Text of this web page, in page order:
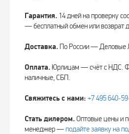
Гарантия. 14 дней на проверку
— бесплатный обмен или возврат
Доставка.По России — Деловые
Оплата. Юрлицам — счёт с НДС.
наличные, СБП.
Свяжитесь с нами: +7 495
Стать дилером.Оптовые цены и
менеджер —подайте заявку на